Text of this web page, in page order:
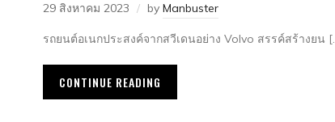
29 สิงหาคม 2023 by Manbuster
รถยนต์อเนกประสงค์จากสวีเดนอย่าง Volvo สรรค์สร้างยน
CONTINUE READING